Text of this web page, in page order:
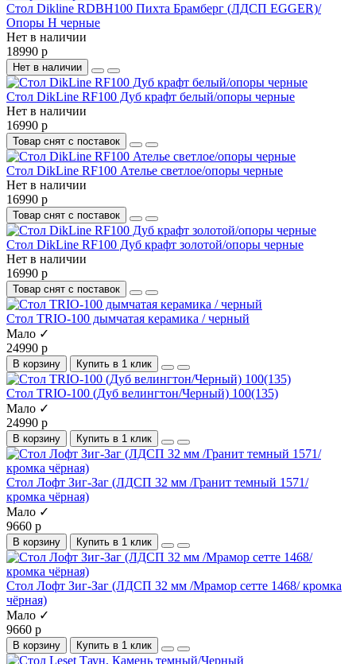
Стол Dikline RDBH100 Пихта Брамберг (ЛДСП EGGER)/
Опоры H черные
Нет в наличии
18990 р
Нет в наличии
Стол DikLine RF100 Дуб крафт белый/опоры черные
Нет в наличии
16990 р
Товар снят с поставок
Стол DikLine RF100 Ателье светлое/опоры черные
Нет в наличии
16990 р
Товар снят с поставок
Стол DikLine RF100 Дуб крафт золотой/опоры черные
Нет в наличии
16990 р
Товар снят с поставок
Стол TRIO-100 дымчатая керамика / черный
Мало ✓
24990 р
В корзину Купить в 1 клик
Стол TRIO-100 (Дуб велингтон/Черный) 100(135)
Мало ✓
24990 р
В корзину Купить в 1 клик
Стол Лофт Зиг-Заг (ЛДСП 32 мм /Гранит темный 1571/
кромка чёрная)
Мало ✓
9660 р
В корзину Купить в 1 клик
Стол Лофт Зиг-Заг (ЛДСП 32 мм /Мрамор сетте 1468/ кромка
чёрная)
Мало ✓
9660 р
В корзину Купить в 1 клик